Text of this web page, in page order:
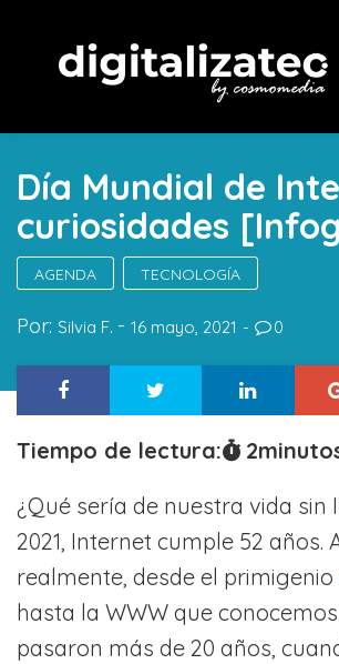
Día Mundial de
curiosidades
AGENDA TECNOLOGÍA
Por: Silvia F. 16 mayo, 2021 0
Tiempo de lectura: 2
¿Qué sería de nuestra vida sin
2021, Internet cumple 52 años.
realmente, desde el primigenio
hasta la WWW que
pasaron más de 20 años,